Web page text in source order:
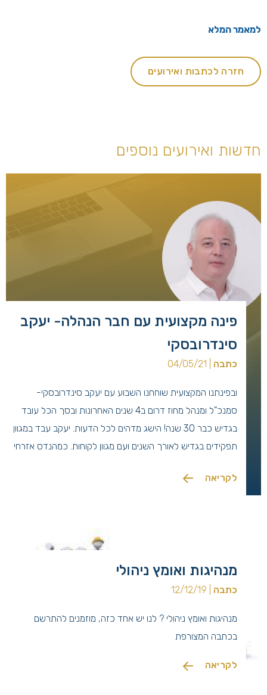
למאמר המלא
חזרה לכתבות ואירועים
חדשות ואירועים נוספים
פינה מקצועית עם חבר הנהלה- יעקב
סינדרובסקי
כתבה
ובפינתנו המקצועית שוחחנו השבוע עם יעקב סינדרובסקי-
סמנכ"ל ומנהל מחוז דרום ב4 שנים האחרונות ובסך הכל עובד
בגדיש כבר 30 שנה! הישג מדהים לכל הדעות. יעקב עבד במגוון
תפקידים בגדיש לאורך השנים ועם מגוון לקוחות. כמהנדס אזרחי
לקריאה
מנהיגות ואומץ ניהולי
כתבה
מנהיגות ואומץ ניהולי ? לנו יש אחד כזה, מוזמנים להתרשם
בכתבה המצורפת
לקריאה